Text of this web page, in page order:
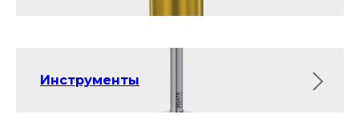
Инструменты